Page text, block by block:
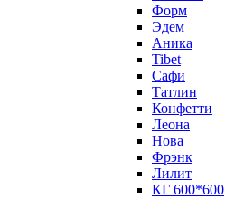
Форм
Эдем
Аника
Tibet
Сафи
Татлин
Конфетти
Леона
Нова
Фрэнк
Лилит
КГ 600*600